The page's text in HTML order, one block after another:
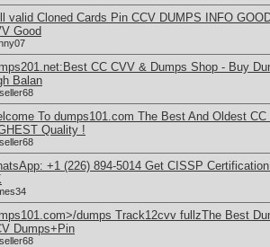
valid Cloned Cards Pin CCV DUMPS INFO
Good
CC CVV & Dumps Shop - Buy
Balan
To dumps101.com The Best And Oldest
Quality !
+1 (226) 894-5014​ Get CISSP
dumps Track12cvv fullzThe Best
Dumps+Pin